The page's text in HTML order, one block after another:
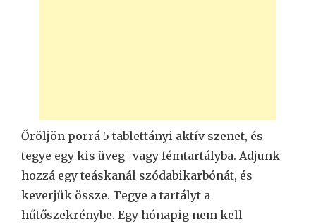
Őröljön porrá 5 tablettányi aktív szenet, és
tegye egy kis üveg- vagy fémtartályba. Adjunk
hozzá egy teáskanál szódabikarbónát, és
keverjük össze. Tegye a tartályt a
hűtőszekrénybe. Egy hónapig nem kell